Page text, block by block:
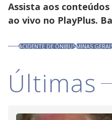
Assista aos conteúdos
ao vivo no PlayPlus.
ACIDENTE DE ÔNIBUSMINAS
Últimas